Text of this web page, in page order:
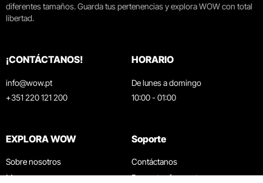
diferentes tamaños. Guarda tus pertenencias y explora WOW con total
libertad.
¡CONTÁCTANOS!
info@wow.pt
+351 220 121 200
HORARIO
De lunes a domingo
10:00 - 01:00
EXPLORA WOW
Sobre nosotros
Museos
Soporte
Contáctanos
Preguntas frecuentes